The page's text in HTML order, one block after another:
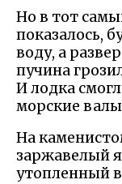
Но в тот
показалось,
воду, а
пучина
И лодка
морские валы
На
заржавелый
утопленный